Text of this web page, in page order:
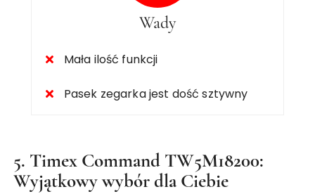
Wady
Mała ilość funkcji
Pasek zegarka jest dość sztywny
5. Timex Command TW5M18200:
Wyjątkowy wybór dla Ciebie